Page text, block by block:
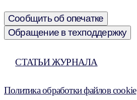
Сообщить об опечатке
Обращение в техподдержку
СТАТЬИ ЖУРНАЛА
Политика обработки файлов cookie